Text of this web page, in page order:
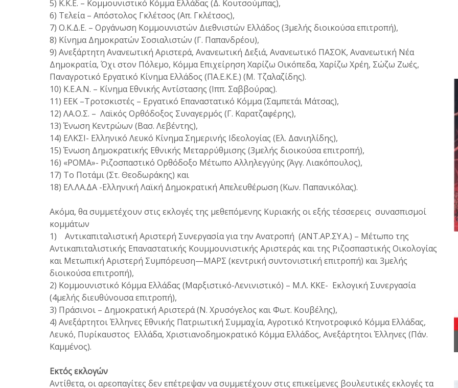
5) Κ.Κ.Ε. – Κομμουνιστικό Κόμμα Ελλάδας (Δ. Κουτσούμπας),
6) Τελεία – Απόστολος Γκλέτσος (Απ. Γκλέτσος),
7) Ο.Κ.Δ.Ε. – Οργάνωση Κομμουνιστών Διεθνιστών Ελλάδος (3μελής διοικούσα επιτροπή),
8) Κίνημα Δημοκρατών Σοσιαλιστών (Γ. Παπανδρέου),
9) Ανεξάρτητη Ανανεωτική Αριστερά, Ανανεωτική Δεξιά, Ανανεωτικό ΠΑΣΟΚ, Ανανεωτική Νέα
Δημοκρατία, Όχι στον Πόλεμο, Κόμμα Επιχείρηση Χαρίζω Οικόπεδα, Χαρίζω Χρέη, Σώζω Ζωές,
Παναγροτικό Εργατικό Κίνημα Ελλάδος (ΠΑ.Ε.Κ.Ε.) (Μ. Τζαλαζίδης).
10) Κ.Ε.Α.Ν. – Κίνημα Εθνικής Αντίστασης (Ιππ. Σαββούρας).
11) ΕΕΚ –Τροτσκιστές – Εργατικό Επαναστατικό Κόμμα (Σαμπετάι Μάτσας),
12) ΛΑ.Ο.Σ. – Λαϊκός Ορθόδοξος Συναγερμός (Γ. Καρατζαφέρης),
13) Ένωση Κεντρώων (Βασ. Λεβέντης),
14) ΕΛΚΣΙ- Ελληνικό Λευκό Κίνημα Σημερινής Ιδεολογίας (Ελ. Δανιηλίδης),
15) Ένωση Δημοκρατικής Εθνικής Μεταρρύθμισης (3μελής διοικούσα επιτροπή),
16) «ΡΟΜΑ»- Ριζοσπαστικό Ορθόδοξο Μέτωπο Αλληλεγγύης (Άγγ. Λιακόπουλος),
17) Το Ποτάμι (Στ. Θεοδωράκης) και
18) ΕΛ.ΛΑ.ΔΑ -Ελληνική Λαϊκή Δημοκρατική Απελευθέρωση (Κων. Παπανικόλας).
Ακόμα, θα συμμετέχουν στις εκλογές της μεθεπόμενης Κυριακής οι εξής τέσσερεις συνασπισμοί
κομμάτων
1) Αντικαπιταλιστική Αριστερή Συνεργασία για την Ανατροπή (ΑΝΤ.ΑΡ.ΣΥ.Α.) – Μέτωπο της
Αντικαπιταλιστικής Επαναστατικής Κουμμουνιστικής Αριστεράς και της Ριζοσπαστικής Οικολογίας
και Μετωπική Αριστερή Συμπόρευση—ΜΑΡΣ (κεντρική συντονιστική επιτροπή) και 3μελής
διοικούσα επιτροπή),
2) Κομμουνιστικό Κόμμα Ελλάδας (Μαρξιστικό-Λενινιστικό) – Μ.Λ. ΚΚΕ- Εκλογική Συνεργασία
(4μελής διευθύνουσα επιτροπή),
3) Πράσινοι – Δημοκρατική Αριστερά (Ν. Χρυσόγελος και Φωτ. Κουβέλης),
4) Ανεξάρτητοι Έλληνες Εθνικής Πατριωτική Συμμαχία, Αγροτικό Κτηνοτροφικό Κόμμα Ελλάδας,
Λευκό, Πυρίκαυστος Ελλάδα, Χριστιανοδημοκρατικό Κόμμα Ελλάδος, Ανεξάρτητοι Έλληνες (Πάν.
Καμμένος).
Εκτός εκλογών
Αντίθετα, οι αρεοπαγίτες δεν επέτρεψαν να συμμετέχουν στις επικείμενες βουλευτικές εκλογές τα